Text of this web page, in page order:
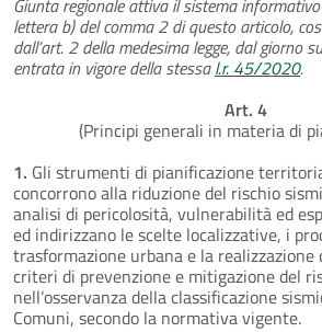
lettera b) del comma 2 di questo articolo,
dall’art. 2 della medesima legge, dal giorno
entrata in vigore della stessal.r. 45/2020.
Art. 4
(Principi generali in materia di
1. Gli strumenti di pianificazione
concorrono alla riduzione del rischio
analisi di pericolosità, vulnerabilità ed
ed indirizzano le scelte localizzative, i
trasformazione urbana e la realizzazione
criteri di prevenzione e mitigazione del
nell’osservanza della classificazione
Comuni, secondo la normativa vigente.